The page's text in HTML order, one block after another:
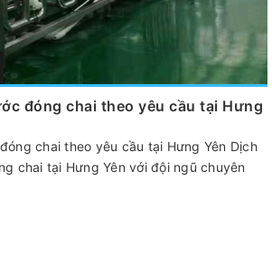
đóng chai theo yêu cầu tại Hưng
chai theo yêu cầu tại Hưng Yên Dịch
chai tại Hưng Yên với đội ngũ chuyên